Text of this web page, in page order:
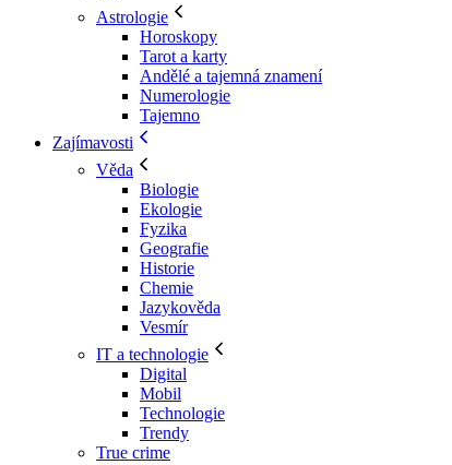
Astrologie
Horoskopy
Tarot a karty
Andělé a tajemná znamení
Numerologie
Tajemno
Zajímavosti
Věda
Biologie
Ekologie
Fyzika
Geografie
Historie
Chemie
Jazykověda
Vesmír
IT a technologie
Digital
Mobil
Technologie
Trendy
True crime